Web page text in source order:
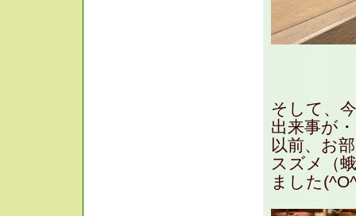
そして、
出来事が
以前、お
スズメ（
ました